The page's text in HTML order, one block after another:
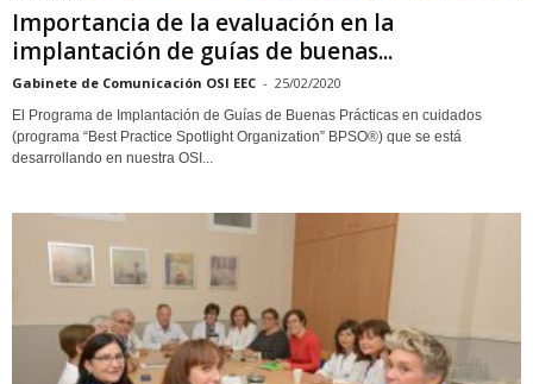
Importancia de la evaluación en la
implantación de guías de buenas...
Gabinete de Comunicación OSI EEC - 25/02/2020
El Programa de Implantación de Guías de Buenas Prácticas en cuidados
(programa “Best Practice Spotlight Organization” BPSO®) que se está
desarrollando en nuestra OSI...